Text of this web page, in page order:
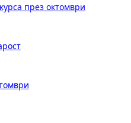
през октомври